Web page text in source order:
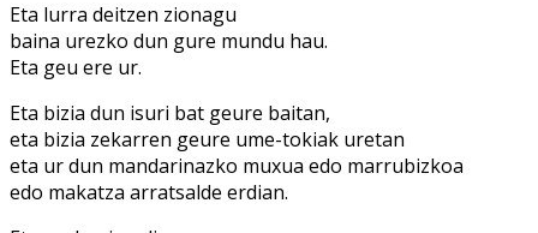
Eta lurra deitzen zionagu
baina urezko dun gure mundu hau.
Eta geu ere ur.
Eta bizia dun isuri bat geure baitan,
eta bizia zekarren geure ume-tokiak uretan
eta ur dun mandarinazko muxua edo marrubizkoa
edo makatza arratsalde erdian.